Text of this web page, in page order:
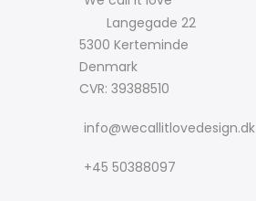
Langegade 22
5300 Kerteminde
Denmark
CVR: 39388510
info@wecallitlovedesign.dk
+45 50388097